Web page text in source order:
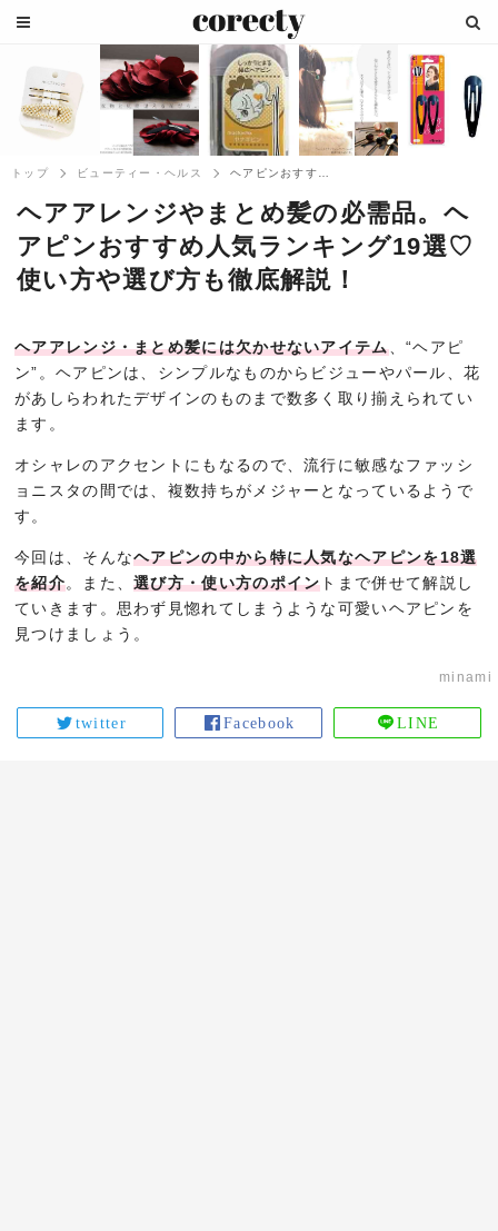
トップ ビューティー・ヘルス
ヘアアレンジやまとめ髪の必需品。ヘ
アピンおすすめ人気ランキング19選♡
使い方や選び方も徹底解説！
ヘアアレンジ・まとめ髪には欠かせないアイテム、“ヘアピ
ン”。ヘアピンは、シンプルなものからビジューやパール、花
があしらわれたデザインのものまで数多く取り揃えられてい
ます。
オシャレのアクセントにもなるので、流行に敏感なファッシ
ョニスタの間では、複数持ちがメジャーとなっているようで
す。
今回は、そんなヘアピンの中から特に人気なヘアピンを18選
を紹介。また、選び方・使い方のポイン トまで併せて解説し
ていきます。思わず見惚れてしまうような可愛いヘアピンを
見つけましょう。
minami
twitter Facebook LINE